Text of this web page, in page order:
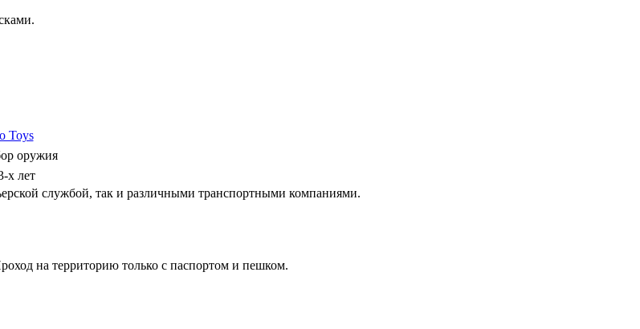
Toys
оружия
х лет
службой, так и различными транспортными компаниями.
на территорию только с паспортом и пешком.